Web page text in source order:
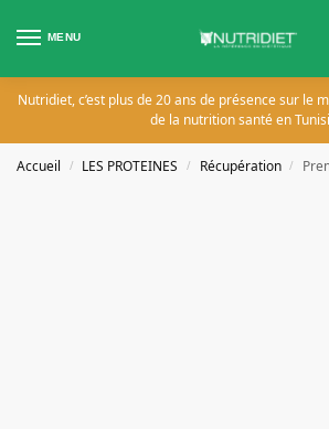
MENU
Nutridiet, c’est plus de 20 ans de présence sur le
de la nutrition santé en
Accueil / LES PROTEINES / Récupération /